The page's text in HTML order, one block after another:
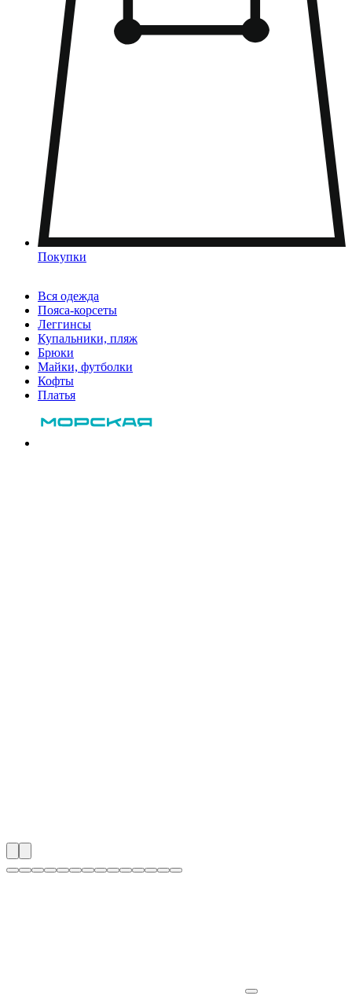
Покупки
Вся одежда
Пояса-корсеты
Леггинсы
Купальники, пляж
Брюки
Майки, футболки
Кофты
Платья